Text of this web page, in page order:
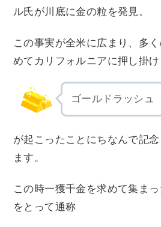
ル氏が川底に金の粒を発見。
この事実が全米に広まり、多
めてカリフォルニアに押し掛け
ゴールドラッシュ
が起こったことにちなんで記
ます。
この時一獲千金を求めて集ま
をとって通称